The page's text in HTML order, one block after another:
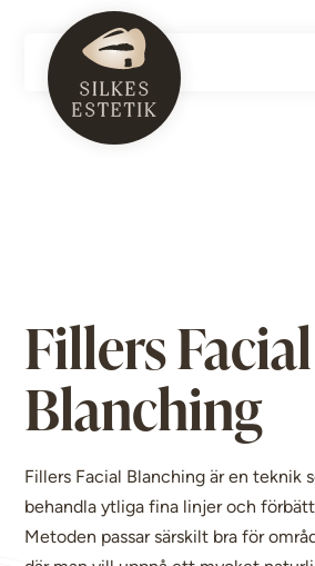
Fillers Facial
Blanching
Fillers Facial Blanching är en teknik
behandla ytliga fina linjer och
Metoden passar särskilt bra för